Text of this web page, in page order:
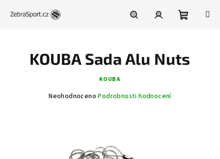
košík
KOUBA Sada Alu Nuts
KOUBA
Průměrné
Neohodnoceno Podrobnosti hodnocení